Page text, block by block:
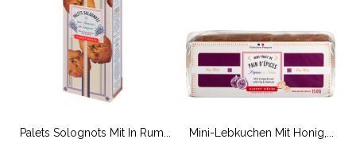
Palets Solognots Mit In Rum... Mini-Lebkuchen Mit Honig,...